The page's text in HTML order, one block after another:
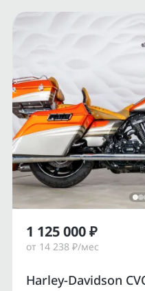
Harley-Davidson
1 125 000 ₽
от 14 238 ₽/мес